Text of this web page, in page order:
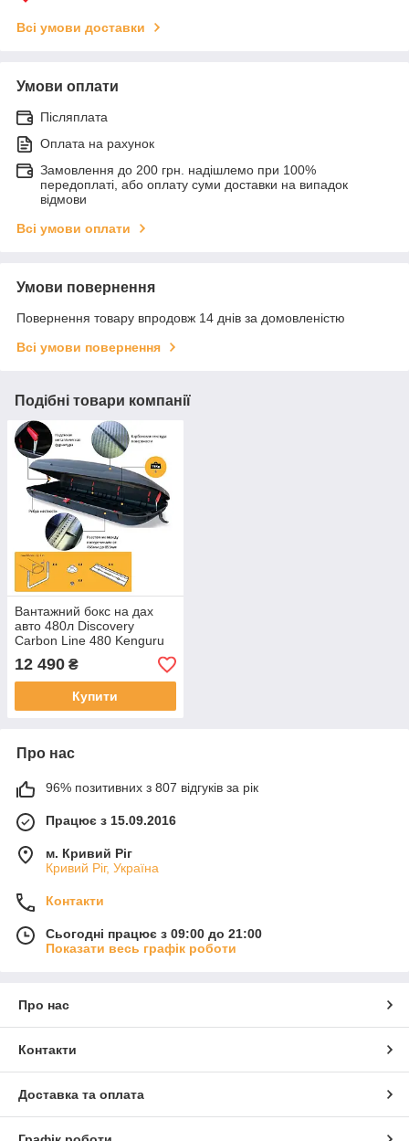
Всі умови доставки
Умови оплати
Післяплата
Оплата на рахунок
Замовлення до 200 грн. надішлемо при 100%
передоплаті, або оплату суми доставки на випадок
відмови
Всі умови оплати
Умови повернення
Повернення товару впродовж 14 днів за домовленістю
Всі умови повернення
Подібні товари компанії
Вантажний бокс на дах
авто 480л Discovery
Carbon Line 480 Kenguru
205х79х38см
12 490 ₴
Купити
Про нас
96% позитивних з 807 відгуків за рік
Працює з 15.09.2016
м. Кривий Ріг
Кривий Ріг, Україна
Контакти
Сьогодні працює з 09:00 до 21:00
Показати весь графік роботи
Про нас
Контакти
Доставка та оплата